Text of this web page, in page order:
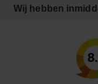
Wij hebben